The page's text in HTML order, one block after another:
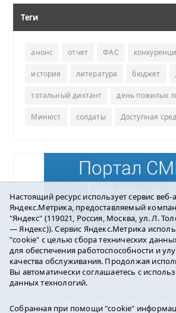
Теги
анонс отчет ФАС
история литература бюджет
тотальный диктант день пожилых
Минюст солдаты Доступная
Погода в Ялуторовске
района2016-2023
Настоящий ресурс использует сервис веб-
Яндекс.Метрика, предоставляемый
"Яндекс" (119021, Россия, Москва, ул. Л.
— Яндекс)). Сервис Яндекс.Метрика
"cookie" с целью сбора технических
для обеспечения работоспособности и
качества обслуживания. Продолжая
Вы автоматически соглашаетесь с
данных технологий.
Собранная при помощи "cookie"